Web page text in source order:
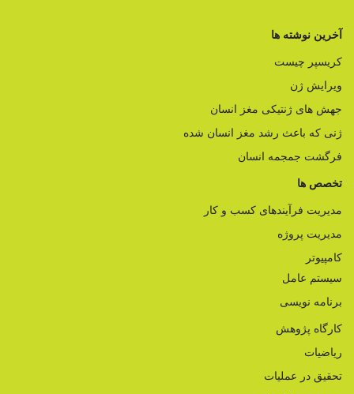
آخرین نوشته ها
کریسپر چیست
ویرایش ژن
جهش های ژنتیکی مغز انسان
ژنی که باعث رشد مغز انسان شده
فرگشت جمجمه انسان
تخصص ها
مدیریت فرآیندهای کسب و کار
مدیریت پروژه
کامپیوتر
سیستم عامل
برنامه نویسی
کارگاه پژوهش
ریاضیات
تحقیق در عملیات